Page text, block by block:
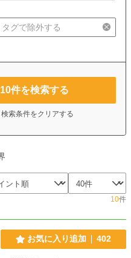
10件を検索する
検索条件をクリアする
10件
お気に入り追加 402